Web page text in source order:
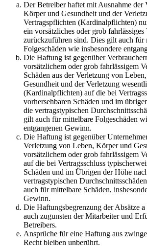
Der Betreiber haftet mit Ausnahme der
Körper und Gesundheit und der
Vertragspflichten (Kardinalpflichten)
ein vorsätzliches oder grob fahrlässiges
zurückzuführen sind. Dies gilt auch für
Folgeschäden wie insbesondere
Die Haftung ist gegenüber
vorsätzlichem oder grob fahrlässigem
Schäden aus der Verletzung von
Gesundheit und der Verletzung
(Kardinalpflichten) auf die bei
vorhersehbaren Schäden und im
die vertragstypischen
gilt auch für mittelbare Folgeschäden
entgangenen Gewinn.
Die Haftung ist gegenüber
Verletzung von Leben, Körper und
vorsätzlichem oder grob fahrlässigem
auf die bei Vertragsschluss
Schäden und im Übrigen der Höhe
vertragstypischen
auch für mittelbare Schäden,
Gewinn.
Die Haftungsbegrenzung der Absätze
auch zugunsten der Mitarbeiter und
Betreibers.
Ansprüche für eine Haftung aus
Recht bleiben unberührt.